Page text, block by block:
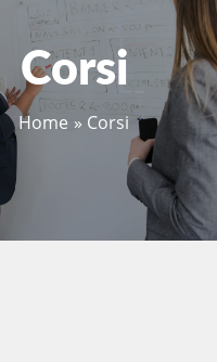
Corsi
Home Corsi